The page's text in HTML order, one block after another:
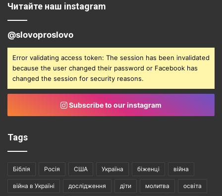
Читайте наш instagram
@slovoproslovo
Error validating access token: The session has been invalidated
because the user changed their password or Facebook has
changed the session for security reasons.
Subscribe to our instagram
Tags
Біблія Росія США Україна біженці війна
війна в Україні дослідження діти молитва освіта